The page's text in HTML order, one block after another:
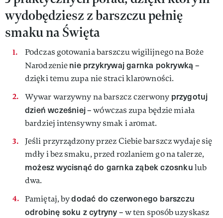
wydobędziesz z barszczu pełnię
smaku na Święta
Podczas gotowania barszczu wigilijnego na Boże
Narodzenienie przykrywaj garnka pokrywką–
dzięki temu zupa nie straci klarowności.
Wywar warzywny na barszcz czerwony przygotuj
dzień wcześniej– wówczas zupa będzie miała
bardziej intensywny smak i aromat.
Jeśli przyrządzony przez Ciebie barszcz wydaje się
mdły i bez smaku, przed rozlaniem go na talerze,
możesz wycisnąć do garnka ząbek czosnkulub
dwa.
Pamiętaj, bydodać do czerwonego barszczu
odrobinę soku z cytryny– w ten sposób uzyskasz